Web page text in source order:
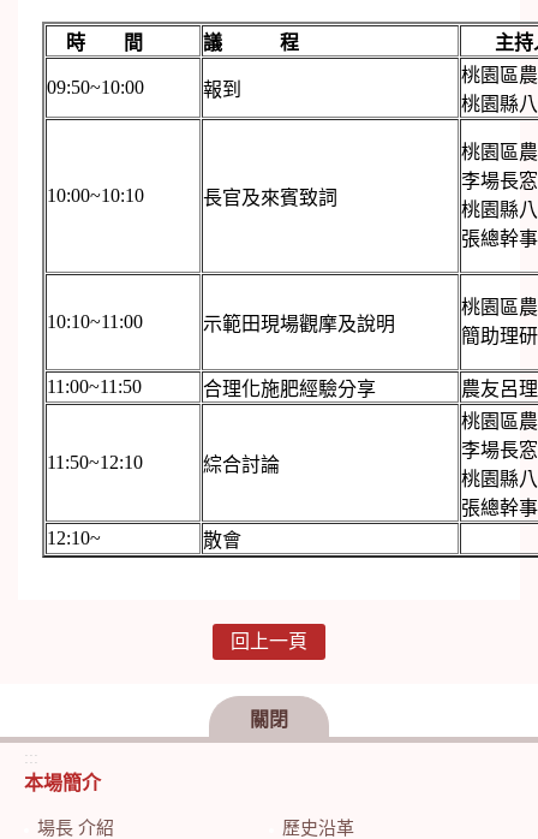
時 間 議 程 主
09:50~10:00 報到
桃園區
桃園縣
10:00~10:10 長官及來賓致詞
桃園區
李場長
桃園縣
張總幹
10:10~11:00 示範田現場觀摩及說明
桃園區
簡助理
11:00~11:50 合理化施肥經驗分享 農友呂
11:50~12:10 綜合討論
桃園區
李場長
桃園縣
張總幹
12:10~
散會
回上一頁
關閉
:::
本場簡介
場長 介紹
歷史沿革